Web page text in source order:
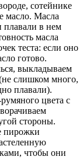
сотейнике
масло. Масла
плавали в нем
масла
теста: если оно
готово.
выкладываем
слишком много,
плавали).
цвета с
стороны.
пирожки
чтобы они